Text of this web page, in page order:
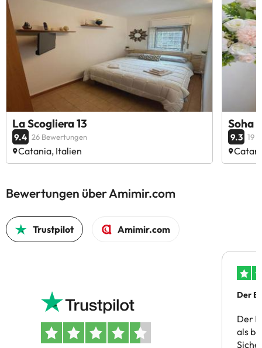
La Scogliera 13
9.4 26 Bewertungen
Catania, Italien
Soha
9.3 19
Bewertungen über Amimir.com
Trustpilot Amimir.com
Der
Der
als